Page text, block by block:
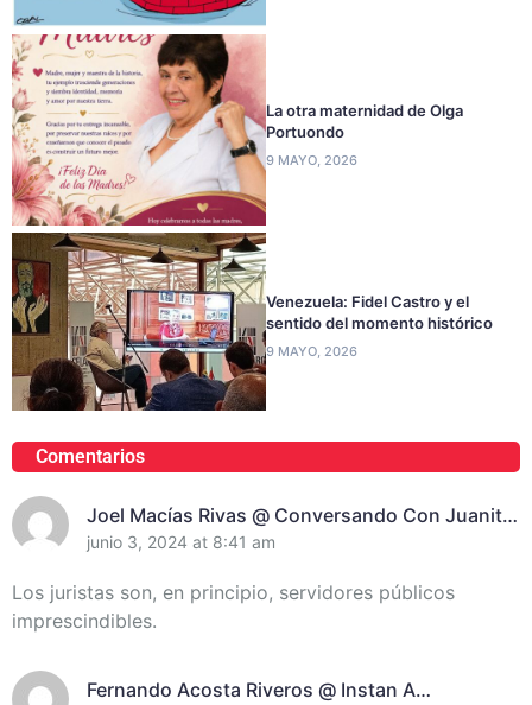
La otra maternidad de Olga
Portuondo
9 MAYO, 2026
Venezuela: Fidel Castro y el
sentido del momento histórico
9 MAYO, 2026
Comentarios
Joel Macías Rivas @ Conversando Con Juanita
Randich, Presidenta De La Unión De Juristas En
junio 3, 2024 at 8:41 am
Los juristas son, en principio, servidores públicos
imprescindibles.
Fernando Acosta Riveros @ Instan A